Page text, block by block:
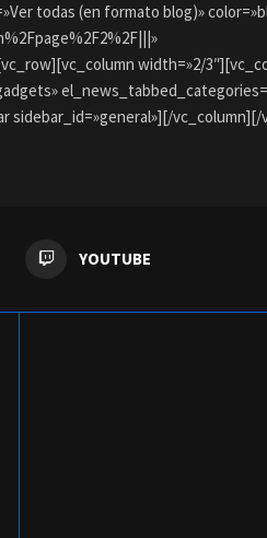
todas (en formato blog)»
width=»2/
sidebar_id=»general»][/vc_column][/
YOUTUBE